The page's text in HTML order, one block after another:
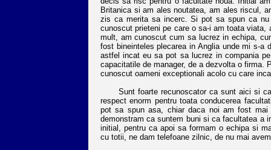
Britanica si am ales noutatea, am ales riscul,
zis ca merita sa incerc. Si pot sa spun ca
cunoscut prieteni pe care o sa-i am toata
mult, am cunoscut cum sa lucrez in echipa,
fost bineinteles plecarea in Anglia unde mi s-
astfel incat eu sa pot sa lucrez in compania
capacitatile de manager, de a dezvolta o
cunoscut oameni exceptionali acolo cu care
Sunt foarte recunoscator ca sunt aici si ca
respect enorm pentru toata conducerea
pot sa spun asa, chiar daca noi am fost
demonstram ca suntem buni si ca facultatea a
initial, pentru ca apoi sa formam o echipa si
cu totii, ne dam telefoane zilnic, de nu mai